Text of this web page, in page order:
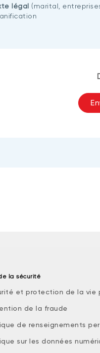
légal (marital,
la sécurité
et protection de la vie
de la fraude
de renseignements
sur les données